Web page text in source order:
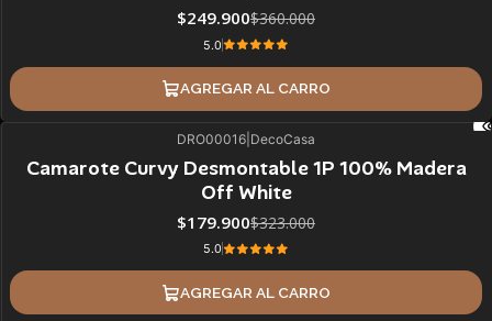
$249.900$360.000
5.0
AGREGAR AL CARRO
DRO00016 DecoCasa
Camarote Curvy Desmontable 1P 100% Madera
Off White
$179.900$323.000
5.0
AGREGAR AL CARRO